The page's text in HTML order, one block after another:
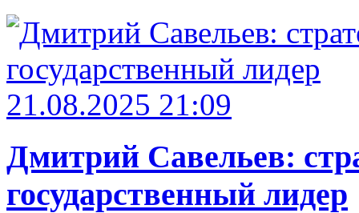
21.08.2025 21:09
Дмитрий Савельев:
государственный лидер